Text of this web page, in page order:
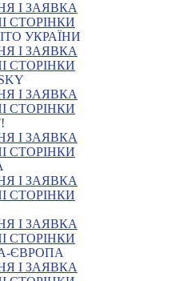
І ЗАЯВКА
СТОРІНКИ
УКРАЇНИ
І ЗАЯВКА
СТОРІНКИ
І ЗАЯВКА
СТОРІНКИ
І ЗАЯВКА
СТОРІНКИ
І ЗАЯВКА
СТОРІНКИ
І ЗАЯВКА
СТОРІНКИ
ЄВРОПА
І ЗАЯВКА